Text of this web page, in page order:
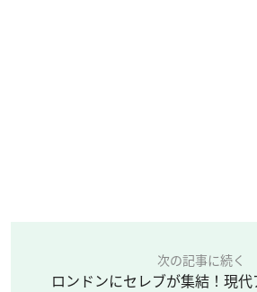
次の記事に続く
ロンドンにセレブが集結！現